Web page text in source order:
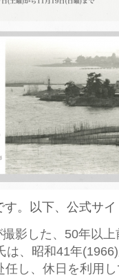
す。以下、公式サ
影した、50年以上
は、昭和41年
任し、休日を利用